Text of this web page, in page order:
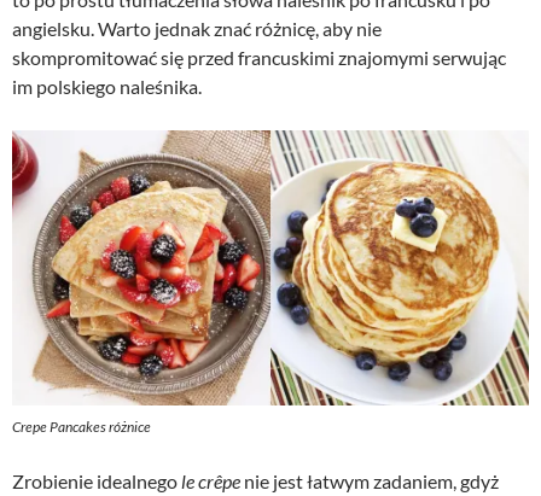
angielsku. Warto jednak znać różnicę, aby nie
skompromitować się przed francuskimi znajomymi serwując
im polskiego naleśnika.
Crepe Pancakes różnice
Zrobienie idealnego le crêpe nie jest łatwym zadaniem, gdyż